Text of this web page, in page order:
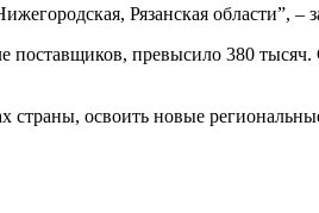
Рязанская области”, –
поставщиков, превысило 380
страны, освоить новые